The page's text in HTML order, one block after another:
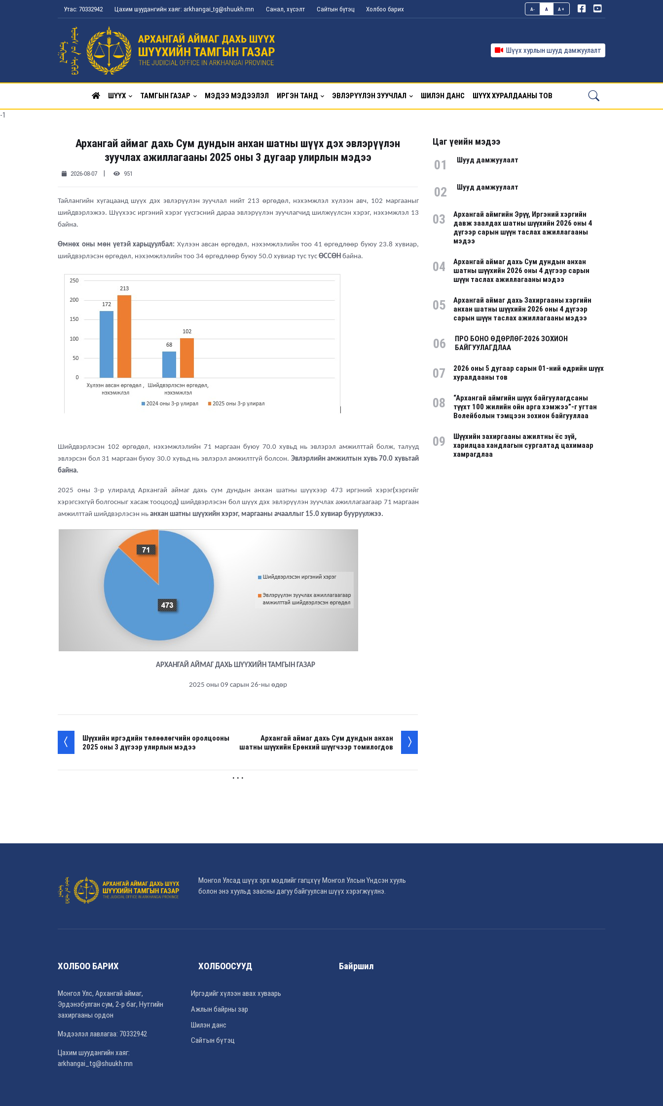
Утас: 70332942 Цахим шуудангийн хаяг: arkhangai_tg@shuukh.mn Санал, хүсэлт Сайтын бүтэц Холбоо барих A- A A+
Шүүх хурлын шууд дамжуулалт
ШҮҮХ ТАМГЫН ГАЗАР МЭДЭЭ МЭДЭЭЛЭЛ ИРГЭН ТАНД ЭВЛЭРҮҮЛЭН ЗУУЧЛАЛ ШИЛЭН ДАНС ШҮҮХ ХУРАЛДААНЫ ТОВ
-1
Архангай аймаг дахь Сум дундын анхан шатны шүүх дэх эвлэрүүлэн
зуучлах ажиллагааны 2025 оны 3 дугаар улирлын мэдээ
2026-08-07 | 951
Тайлангийн хугацаанд шүүх дэх эвлэрүүлэн зуучлал нийт 213 өргөдөл, нэхэмжлэл хүлээн авч, 102 маргааныг
шийдвэрлэжээ. Шүүхээс иргэний хэрэг үүсгэсний дараа эвлэрүүлэн зуучлагчид шилжүүлсэн хэрэг, нэхэмжлэл 13
байна.
Өмнөх оны мөн үетэй харьцуулбал: Хүлээн авсан өргөдөл, нэхэмжлэлийн тоо 41 өргөдлөөр буюу 23.8 хувиар,
шийдвэрлэсэн өргөдөл, нэхэмжлэлийн тоо 34 өргөдлөөр буюу 50.0 хувиар тус тус ӨССӨН байна.
Шийдвэрлэсэн 102 өргөдөл, нэхэмжлэлийн 71 маргаан буюу 70.0 хувьд нь эвлэрэл амжилттай болж, талууд
эвлэрсэн бол 31 маргаан буюу 30.0 хувьд нь эвлэрэл амжилтгүй болсон. Эвлэрлийн амжилтын хувь 70.0 хувьтай
байна.
2025 оны 3-р улиралд Архангай аймаг дахь сум дундын анхан шатны шүүхээр 473 иргэний хэрэг(хэргийг
хэрэгсэхгүй болгосныг хасаж тооцоод) шийдвэрлэсэн бол шүүх дэх эвлэрүүлэн зуучлах ажиллагаагаар 71 маргаан
амжилттай шийдвэрлэсэн нь анхан шатны шүүхийн хэрэг, маргааны ачааллыг 15.0 хувиар бууруулжээ.
АРХАНГАЙ АЙМАГ ДАХЬ ШҮҮХИЙН ТАМГЫН ГАЗАР
2025 оны 09 сарын 26-ны өдөр
Шүүхийн иргэдийн төлөөлөгчийн оролцооны
2025 оны 3 дүгээр улирлын мэдээ
Архангай аймаг дахь Сум дундын анхан
шатны шүүхийн Ерөнхий шүүгчээр томилогдов
. . .
Цаг үеийн мэдээ
01 Шууд дамжуулалт
02 Шууд дамжуулалт
03
Архангай аймгийн Эрүү, Иргэний хэргийн
давж заалдах шатны шүүхийн 2026 оны 4
дүгээр сарын шүүн таслах ажиллагааны
мэдээ
04
Архангай аймаг дахь Сум дундын анхан
шатны шүүхийн 2026 оны 4 дүгээр сарын
шүүн таслах ажиллагааны мэдээ
05
Архангай аймаг дахь Захиргааны хэргийн
анхан шатны шүүхийн 2026 оны 4 дүгээр
сарын шүүн таслах ажиллагааны мэдээ
06
ПРО БОНО ӨДӨРЛӨГ-2026 ЗОХИОН
БАЙГУУЛАГДЛАА
07
2026 оны 5 дугаар сарын 01-ний өдрийн шүүх
хуралдааны тов
08
“Архангай аймгийн шүүх байгуулагдсаны
түүхт 100 жилийн ойн арга хэмжээ”-г угтан
Волейболын тэмцээн зохион байгууллаа
09
Шүүхийн захиргааны ажилтны ёс зүй,
харилцаа хандлагын сургалтад цахимаар
хамрагдлаа
Монгол Улсад шүүх эрх мэдлийг гагцхүү Монгол Улсын Үндсэн хууль
болон энэ хуульд заасны дагуу байгуулсан шүүх хэрэгжүүлнэ.
ХОЛБОО БАРИХ
Монгол Улс, Архангай аймаг,
Эрдэнэбулган сум, 2-р баг, Нутгийн
захиргааны ордон
Мэдээлэл лавлагаа: 70332942
Цахим шуудангийн хаяг:
arkhangai_tg@shuukh.mn
ХОЛБООСУУД
Иргэдийг хүлээн авах хуваарь
Ажлын байрны зар
Шилэн данс
Сайтын бүтэц
Байршил